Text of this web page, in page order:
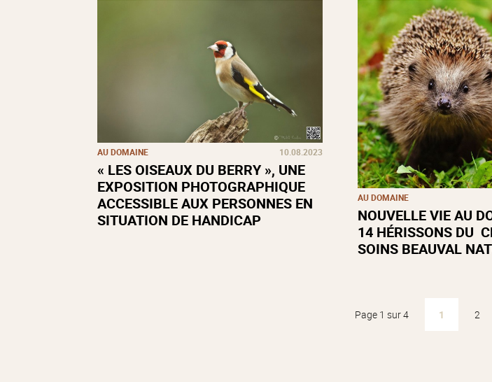
AU DOMAINE 10.08.2023
« LES OISEAUX DU BERRY », UNE
EXPOSITION PHOTOGRAPHIQUE
ACCESSIBLE AUX PERSONNES EN
SITUATION DE HANDICAP
AU DOMAINE
NOUVELLE VIE AU
14 HÉRISSONS DU
SOINS BEAUVAL
Page 1 sur 4 1 2